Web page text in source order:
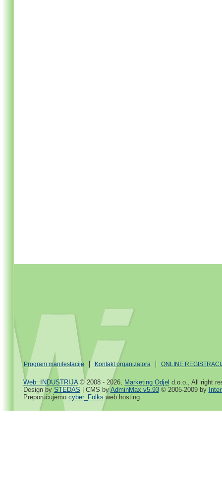
Program manifestacije Kontakt organizatora ONLINE
Web::INDUSTRIJA© 2008 - 2026, Marketing Odjel d.o.o., All right
Design by STEDAS | CMS byAdminMax v5.93© 2005-2009 by
Preporučujemo cyber_Folks web hosting